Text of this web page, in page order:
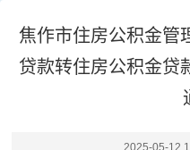
焦作市住房公积金管
贷款转住房公积金贷
2025-05-12